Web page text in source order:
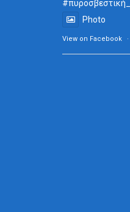
#πυροσβεστική_
Photo
View on Facebook ·